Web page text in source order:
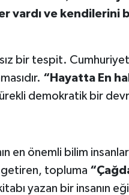
vardı ve kendilerini
bir tespit.
“Hayatta En
demokratik bir
en önemli bilim
getiren, topluma
yazan bir insanın